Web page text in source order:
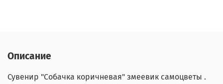
Описание
Сувенир "Собачка коричневая" змеевик самоцветы .